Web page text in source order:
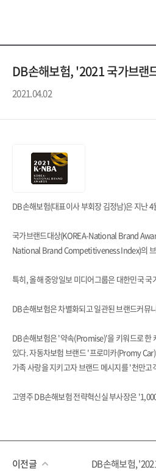
DB손해보험, '2021 국가브랜
2021.04.02
DB손해보험(대표이사 부회장 김정남)은 지난
국가브랜드대상(KOREA-National Brand
National Brand Competitiveness Index)의 브
특히, 올해 중앙일보 미디어그룹은 대한민국
DB손해보험은 차별화되고 일관된 브랜드커뮤
DB손해보험은 '약속(Promise)'을 키워드로 한
있다. 자동차보험 브랜드 '프로미카(Promy
가족 사랑을 지키고자 브랜드 메시지를 '천만
고영주 DB손해보험 전략혁신실 부사장은
이전글 DB손해보험,